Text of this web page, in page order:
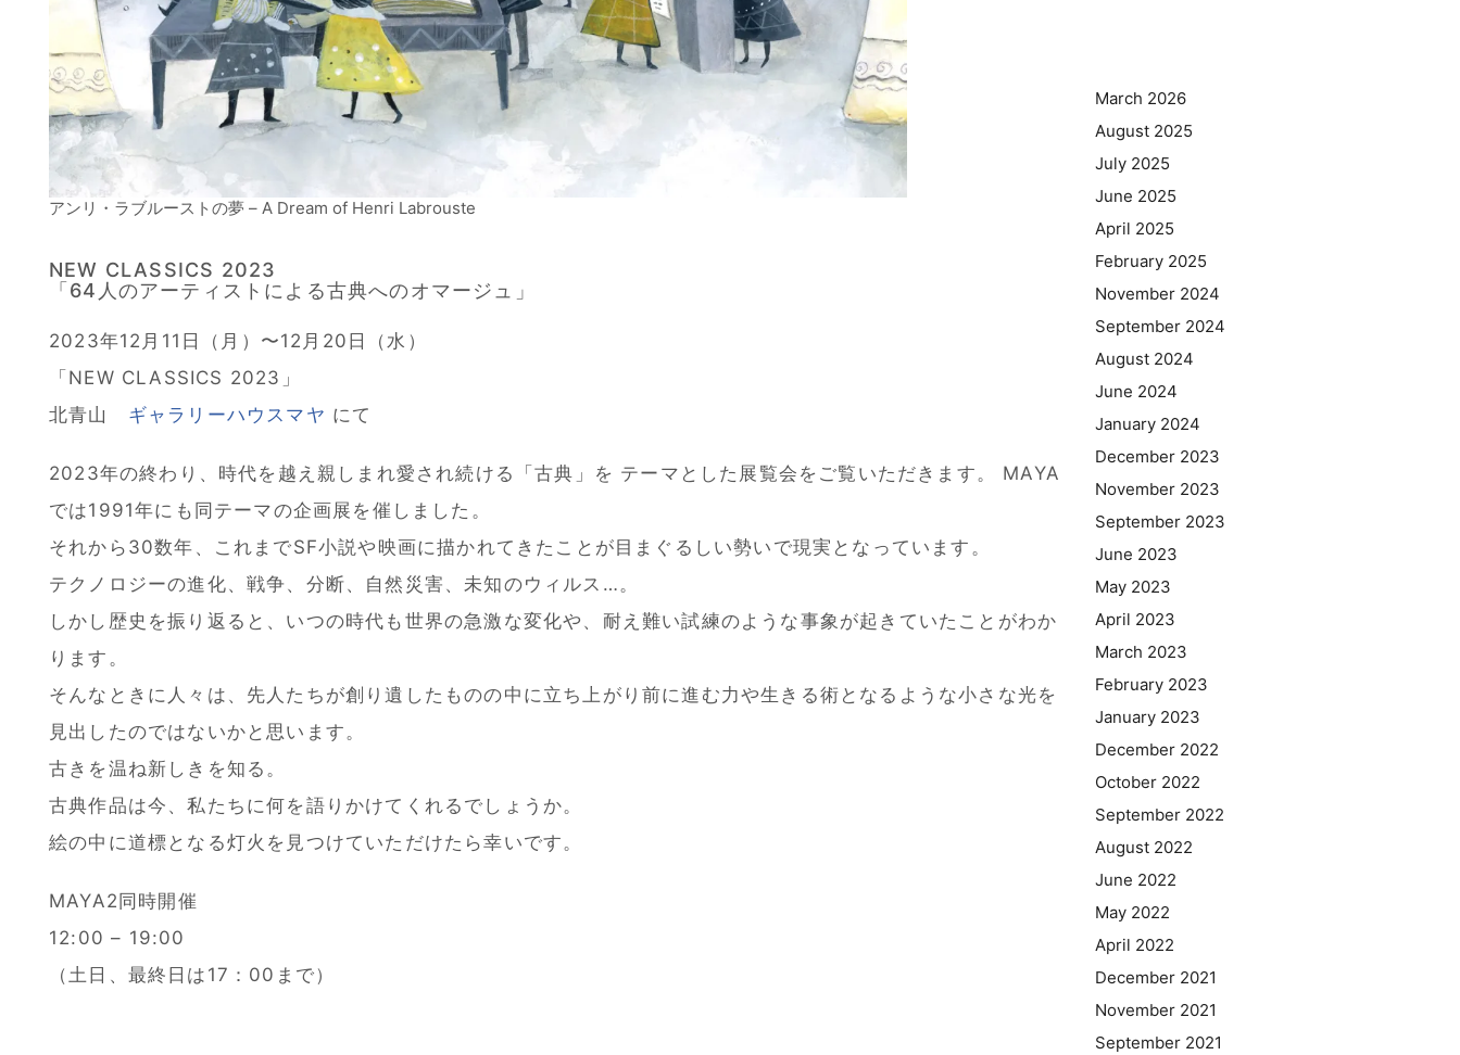
アンリ・ラブルーストの夢 – A Dream of Henri Labrouste
NEW CLASSICS 2023
「64人のアーティストによる古典へのオマージュ」
2023年12月11日（月）〜12月20日（水）
「NEW CLASSICS 2023」
北青山 ギャラリーハウスマヤ にて
2023年の終わり、時代を越え親しまれ愛され続ける「古典」を テーマとした展覧会をご覧いただきます。 MAYA
では1991年にも同テーマの企画展を催しました。
それから30数年、これまでSF小説や映画に描かれてきたことが目まぐるしい勢いで現実となっています。
テクノロジーの進化、戦争、分断、自然災害、未知のウィルス…。
しかし歴史を振り返ると、いつの時代も世界の急激な変化や、耐え難い試練のような事象が起きていたことがわか
ります。
そんなときに人々は、先人たちが創り遺したものの中に立ち上がり前に進む力や生きる術となるような小さな光を
見出したのではないかと思います。
古きを温ね新しきを知る。
古典作品は今、私たちに何を語りかけてくれるでしょうか。
絵の中に道標となる灯火を見つけていただけたら幸いです。
MAYA2同時開催
12:00 – 19:00
（土日、最終日は17：00まで）
March 2026
August 2025
July 2025
June 2025
April 2025
February 2025
November 2024
September 2024
August 2024
June 2024
January 2024
December 2023
November 2023
September 2023
June 2023
May 2023
April 2023
March 2023
February 2023
January 2023
December 2022
October 2022
September 2022
August 2022
June 2022
May 2022
April 2022
December 2021
November 2021
September 2021